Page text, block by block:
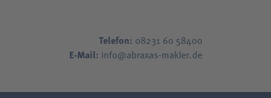
Telefon: 08231 60 58400
E-Mail: info@abraxas-makler.de